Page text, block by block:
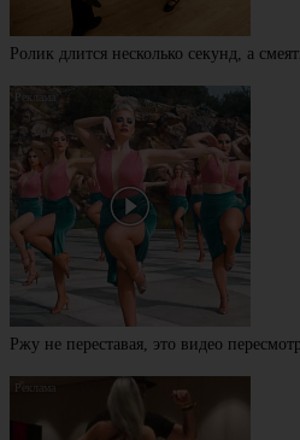
Ролик длится несколько секунд, а
Ржу не переставая, это видео